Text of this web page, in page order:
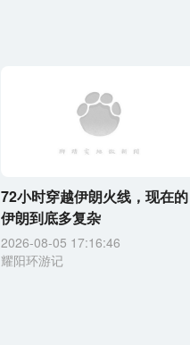
72小时穿越伊朗火线，现在的
伊朗到底多复杂
2026-08-05 17:16:46
耀阳环游记